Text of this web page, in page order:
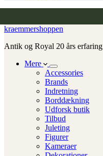
kraemmershoppen
Antik og Royal 20 års erfaring
Mere
Accessories
Brands
Indretning
Borddækning
Udforsk butik
Tilbud
Juleting
Figurer
Kameraer